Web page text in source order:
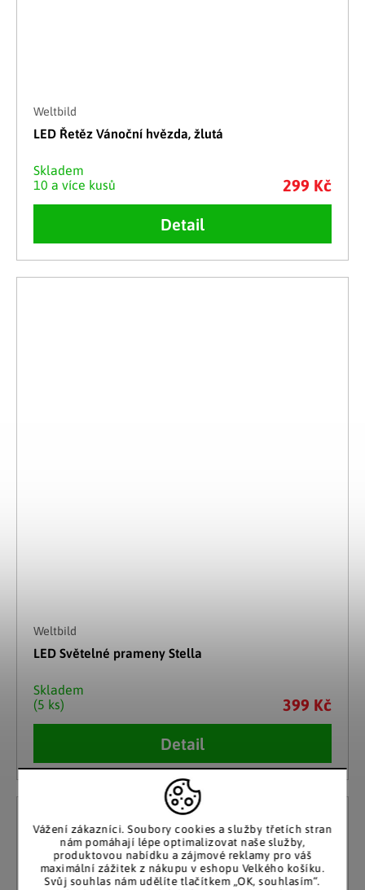
Vážení zákazníci. Soubory cookies a služby třetích stran
nám pomáhají lépe optimalizovat naše služby,
produktovou nabídku a zájmové reklamy pro váš
maximální zážitek z nákupu v eshopu Velkého košíku.
Svůj souhlas nám udělíte tlačítkem „OK, souhlasím“.
Weltbild
LED Řetěz Vánoční hvězda, žlutá
Skladem
10 a více kusů
299 Kč
Detail
Weltbild
LED Světelné prameny Stella
Skladem
(5 ks)
399 Kč
Detail